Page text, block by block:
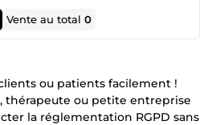
Vente au total0
ou patients facilement !
thérapeute ou petite entreprise
la réglementation RGPD sans